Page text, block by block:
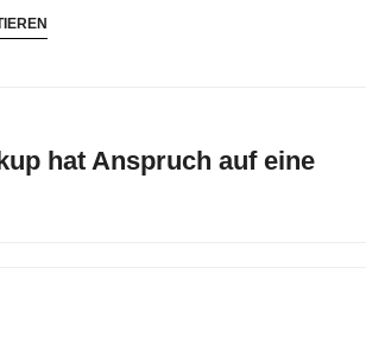
hat Anspruch auf eine